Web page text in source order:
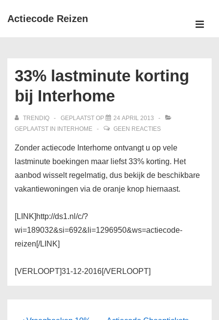
Doorgaan
Actiecode Reizen
33% lastminute korting
bij Interhome
TRENDIQ GEPLAATST OP
24 APRIL 2013
GEPLAATST IN
INTERHOME GEEN REACTIES
Zonder actiecode Interhome ontvangt u op vele
lastminute boekingen maar liefst 33% korting. Het
aanbod wisselt regelmatig, dus bekijk de beschikbare
vakantiewoningen via de oranje knop hiernaast.
[LINK]http://ds1.nl/c/?
wi=189032&si=692&li=1296950&ws=actiecode-
reizen[/LINK]
[VERLOOPT]31-12-2016[/VERLOOPT]